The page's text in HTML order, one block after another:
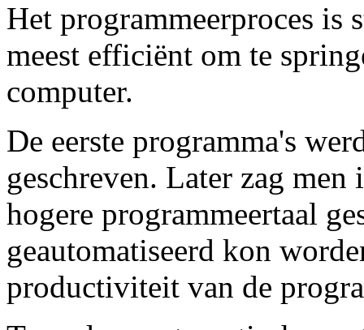
Het programmeerproces is
meest efficiënt om te
computer.
De eerste programma's
geschreven. Later zag
hogere programmeertaal
geautomatiseerd kon
productiviteit van de